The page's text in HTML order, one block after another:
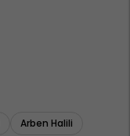
Arben Halili